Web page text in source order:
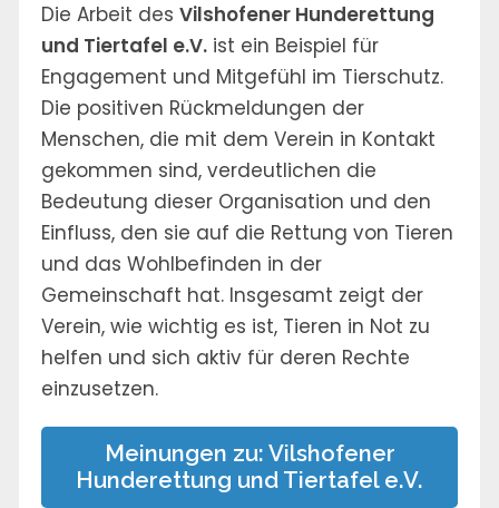
Die Arbeit des Vilshofener Hunderettung
und Tiertafel e.V. ist ein Beispiel für
Engagement und Mitgefühl im Tierschutz.
Die positiven Rückmeldungen der
Menschen, die mit dem Verein in Kontakt
gekommen sind, verdeutlichen die
Bedeutung dieser Organisation und den
Einfluss, den sie auf die Rettung von Tieren
und das Wohlbefinden in der
Gemeinschaft hat. Insgesamt zeigt der
Verein, wie wichtig es ist, Tieren in Not zu
helfen und sich aktiv für deren Rechte
einzusetzen.
Meinungen zu: Vilshofener
Hunderettung und Tiertafel e.V.